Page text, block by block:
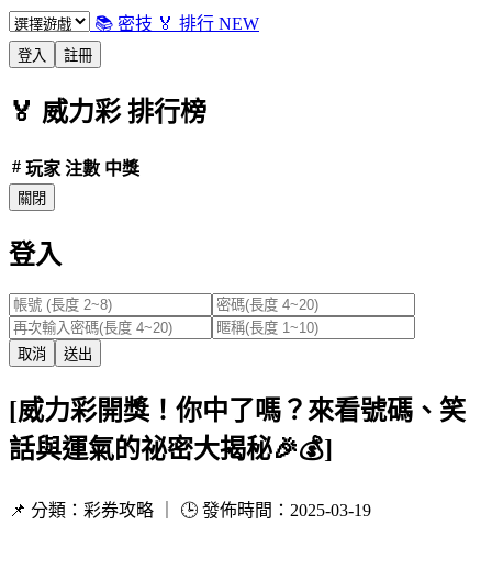
📚 密技 🏅 排行 NEW
登入 註冊
🏅 威力彩排行榜
# 玩家 注數 中獎
關閉
登入
取消 送出
[威力彩開獎！你中了嗎？來看號碼、笑
話與運氣的祕密大揭秘🎉💰]
📌 分類：彩券攻略 ｜ 🕒 發佈時間：2025-03-19